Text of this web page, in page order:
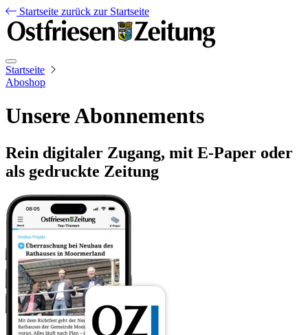
Startseite zurück zur Startseite
Startseite
Aboshop
Unsere Abonnements
Rein digitaler Zugang, mit E-Paper oder
als gedruckte Zeitung